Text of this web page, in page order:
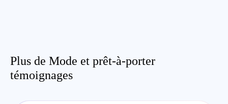
Plus de Mode et prêt-à-porter
témoignages